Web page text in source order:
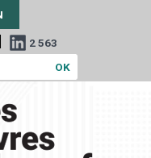
| 2 563